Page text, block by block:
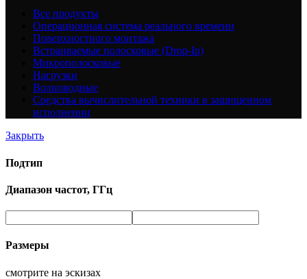
Все продукты
Операционная система реального времени
Поверхностного монтажа
Встраиваемые полосковые (Drop-In)
Микрополосковые
Нагрузки
Волноводные
Средства вычислительной техники в защищенном
исполнении
Закрыть
Подтип
Диапазон частот, ГГц
Размеры
смотрите на эскизах